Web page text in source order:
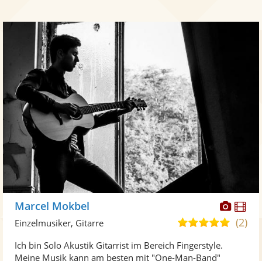
Marcel Mokbel
5,0(2)
Einzelmusiker, Gitarre
Ich bin Solo Akustik Gitarrist im Bereich Fingerstyle.
Meine Musik kann am besten mit "One-Man-Band"